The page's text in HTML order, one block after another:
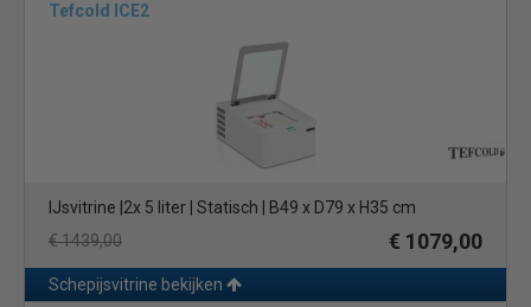
Tefcold ICE2
IJsvitrine |2x 5 liter | Statisch | B49 x D79 x H35 cm
€ 1439,00
€ 1079,00
Schepijsvitrine bekijken